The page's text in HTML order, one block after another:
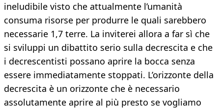
ineludibile visto che attualmente l’umanità
consuma risorse per produrre le quali sarebbero
necessarie 1,7 terre. La inviterei allora a far sì che
si sviluppi un dibattito serio sulla decrescita e che
i decrescentisti possano aprire la bocca senza
essere immediatamente stoppati. L’orizzonte della
decrescita è un orizzonte che è necessario
assolutamente aprire al più presto se vogliamo